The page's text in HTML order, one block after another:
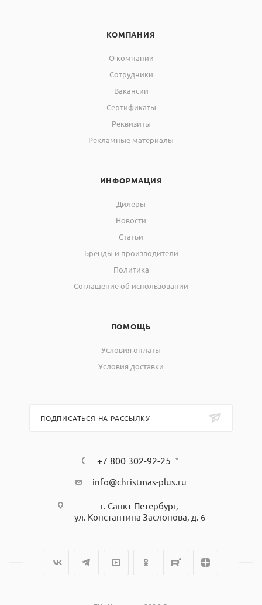
КОМПАНИЯ
О компании
Сотрудники
Вакансии
Сертификаты
Реквизиты
Рекламные материалы
ИНФОРМАЦИЯ
Дилеры
Новости
Статьи
Бренды и производители
Политика
Соглашение об использовании
ПОМОЩЬ
Условия оплаты
Условия доставки
ПОДПИСАТЬСЯ НА РАССЫЛКУ
+7 800 302-92-25
info@christmas-plus.ru
г. Санкт-Петербург,
ул. Константина Заслонова, д. 6